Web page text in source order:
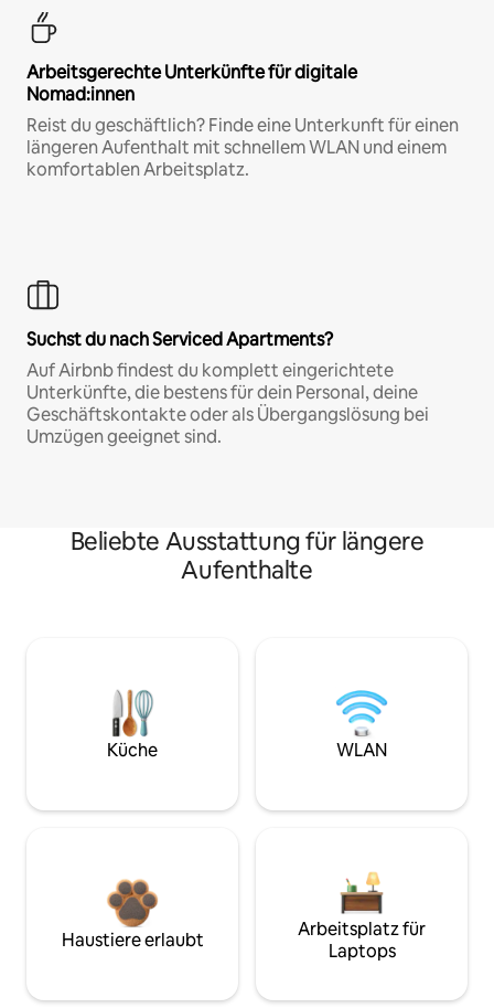
Arbeitsgerechte Unterkünfte für digitale
Nomad:innen
Reist du geschäftlich? Finde eine Unterkunft für einen
längeren Aufenthalt mit schnellem WLAN und einem
komfortablen Arbeitsplatz.
Suchst du nach Serviced Apartments?
Auf Airbnb findest du komplett eingerichtete
Unterkünfte, die bestens für dein Personal, deine
Geschäftskontakte oder als Übergangslösung bei
Umzügen geeignet sind.
Beliebte Ausstattung für längere
Aufenthalte
Küche WLAN
Haustiere erlaubt
Arbeitsplatz für
Laptops